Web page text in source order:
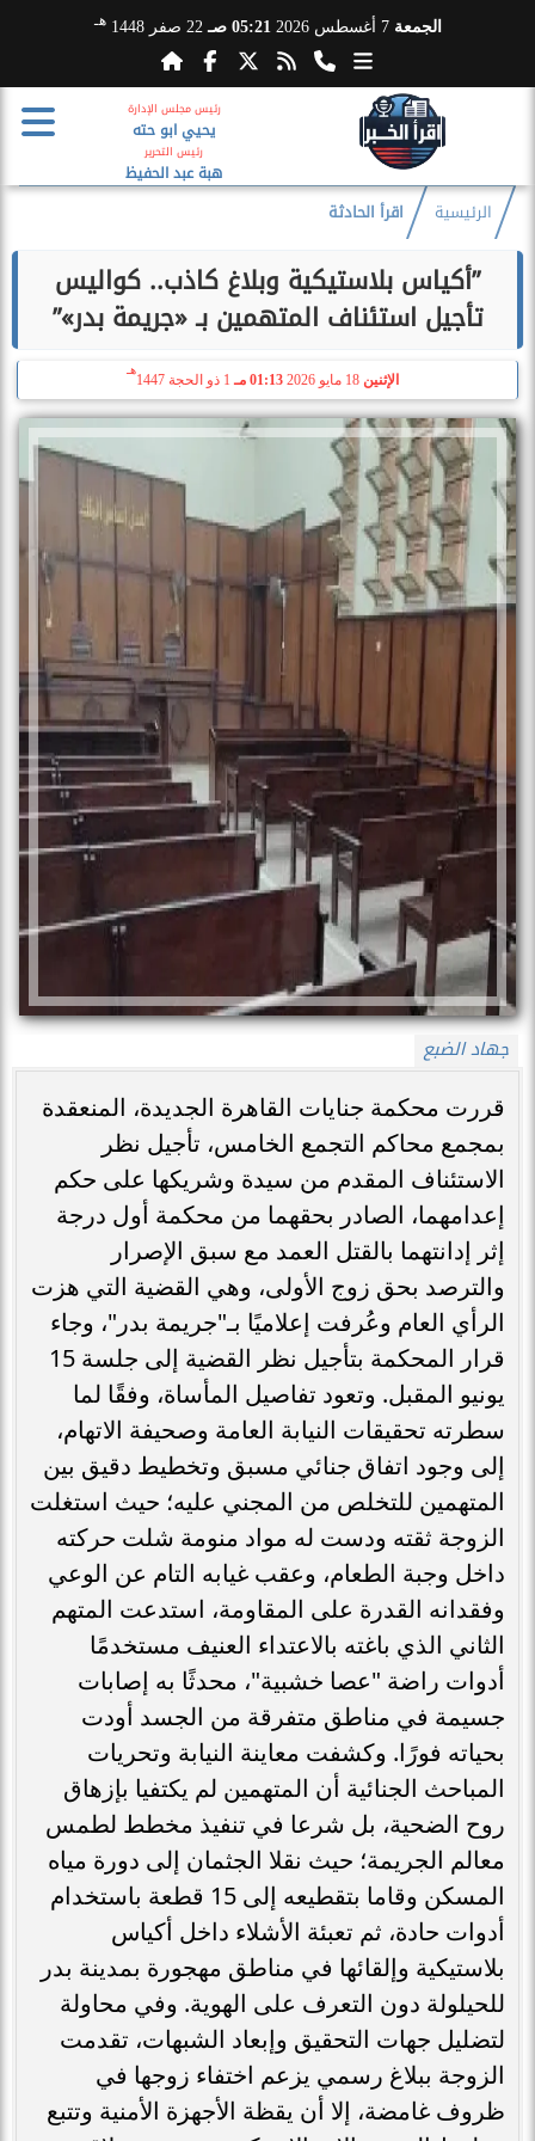
الجمعة 7 أغسطس 2026 05:21 صـ 22 صفر 1448 هـ
رئيس مجلس الإدارة
يحيي ابو حته
رئيس التحرير
هبة عبد الحفيظ
الرئيسية اقرأ الحادثة
​”أكياس بلاستيكية وبلاغ كاذب.. كواليس
تأجيل استئناف المتهمين بـ «جريمة بدر»”
الإثنين 01:13 مـ 1 ذو الحجة 1447
هـ
جهاد الضبع
​قررت محكمة جنايات القاهرة الجديدة، المنعقدة
بمجمع محاكم التجمع الخامس، تأجيل نظر
الاستئناف المقدم من سيدة وشريكها على حكم
إعدامهما، الصادر بحقهما من محكمة أول درجة
إثر إدانتهما بالقتل العمد مع سبق الإصرار
والترصد بحق زوج الأولى، وهي القضية التي هزت
الرأي العام وعُرفت إعلاميًا بـ"جريمة بدر"، وجاء
قرار المحكمة بتأجيل نظر القضية إلى جلسة 15
يونيو المقبل. ​وتعود تفاصيل المأساة، وفقًا لما
سطرته تحقيقات النيابة العامة وصحيفة الاتهام،
إلى وجود اتفاق جنائي مسبق وتخطيط دقيق بين
المتهمين للتخلص من المجني عليه؛ حيث استغلت
الزوجة ثقته ودست له مواد منومة شلت حركته
داخل وجبة الطعام، وعقب غيابه التام عن الوعي
وفقدانه القدرة على المقاومة، استدعت المتهم
الثاني الذي باغته بالاعتداء العنيف مستخدمًا
أدوات راضة "عصا خشبية"، محدثًا به إصابات
جسيمة في مناطق متفرقة من الجسد أودت
بحياته فورًا. ​وكشفت معاينة النيابة وتحريات
المباحث الجنائية أن المتهمين لم يكتفيا بإزهاق
روح الضحية، بل شرعا في تنفيذ مخطط لطمس
معالم الجريمة؛ حيث نقلا الجثمان إلى دورة مياه
المسكن وقاما بتقطيعه إلى 15 قطعة باستخدام
أدوات حادة، ثم تعبئة الأشلاء داخل أكياس
بلاستيكية وإلقائها في مناطق مهجورة بمدينة بدر
للحيلولة دون التعرف على الهوية. ​وفي محاولة
لتضليل جهات التحقيق وإبعاد الشبهات، تقدمت
الزوجة ببلاغ رسمي يزعم اختفاء زوجها في
ظروف غامضة، إلا أن يقظة الأجهزة الأمنية وتتبع